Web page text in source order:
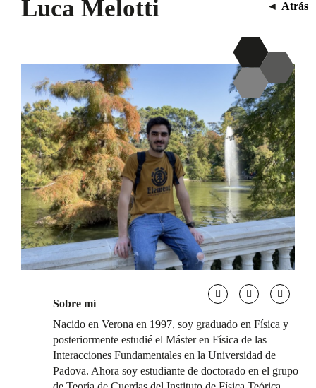
Luca Melotti ◄ Atrás
Sobre mí
Nacido en Verona en 1997, soy graduado en Física y
posteriormente estudié el Máster en Física de las
Interacciones Fundamentales en la Universidad de
Padova. Ahora soy estudiante de doctorado en el grupo